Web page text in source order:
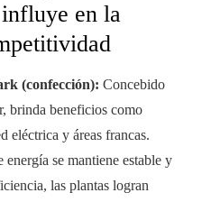
en la
(confección): Concebido
brinda beneficios como
eléctrica y áreas francas.
se mantiene estable y
las plantas logran